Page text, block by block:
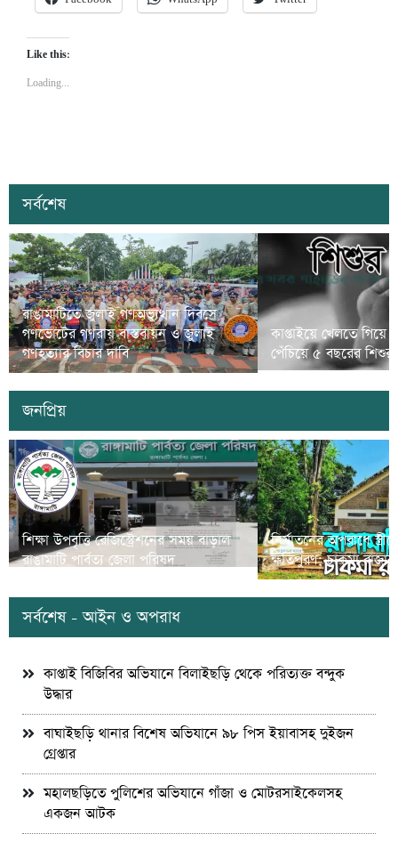
Like this:
Loading...
সর্বশেষ
রাঙামাটিতে জুলাই গণঅভ্যুত্থান দিবসে
গণভোটের গণরায় বাস্তবায়ন ও জুলাই
গণহত্যার বিচার দাবি
কাপ্তাইয়ে খেলতে গিয়ে
পেঁচিয়ে ৫ বছরের শিশুর
জনপ্রিয়
শিক্ষা উপবৃত্তি রেজিস্ট্রেশনের সময় বাড়াল
রাঙামাটি পার্বত্য জেলা পরিষদ
নির্যাতনের অপরাধে
ক্ষতিপুরণ; চাকমা
সর্বশেষ - আইন ও অপরাধ
কাপ্তাই বিজিবির অভিযানে বিলাইছড়ি থেকে পরিত্যক্ত বন্দুক
উদ্ধার
বাঘাইছড়ি থানার বিশেষ অভিযানে ৯৮ পিস ইয়াবাসহ দুইজন
গ্রেপ্তার
মহালছড়িতে পুলিশের অভিযানে গাঁজা ও মোটরসাইকেলসহ
একজন আটক